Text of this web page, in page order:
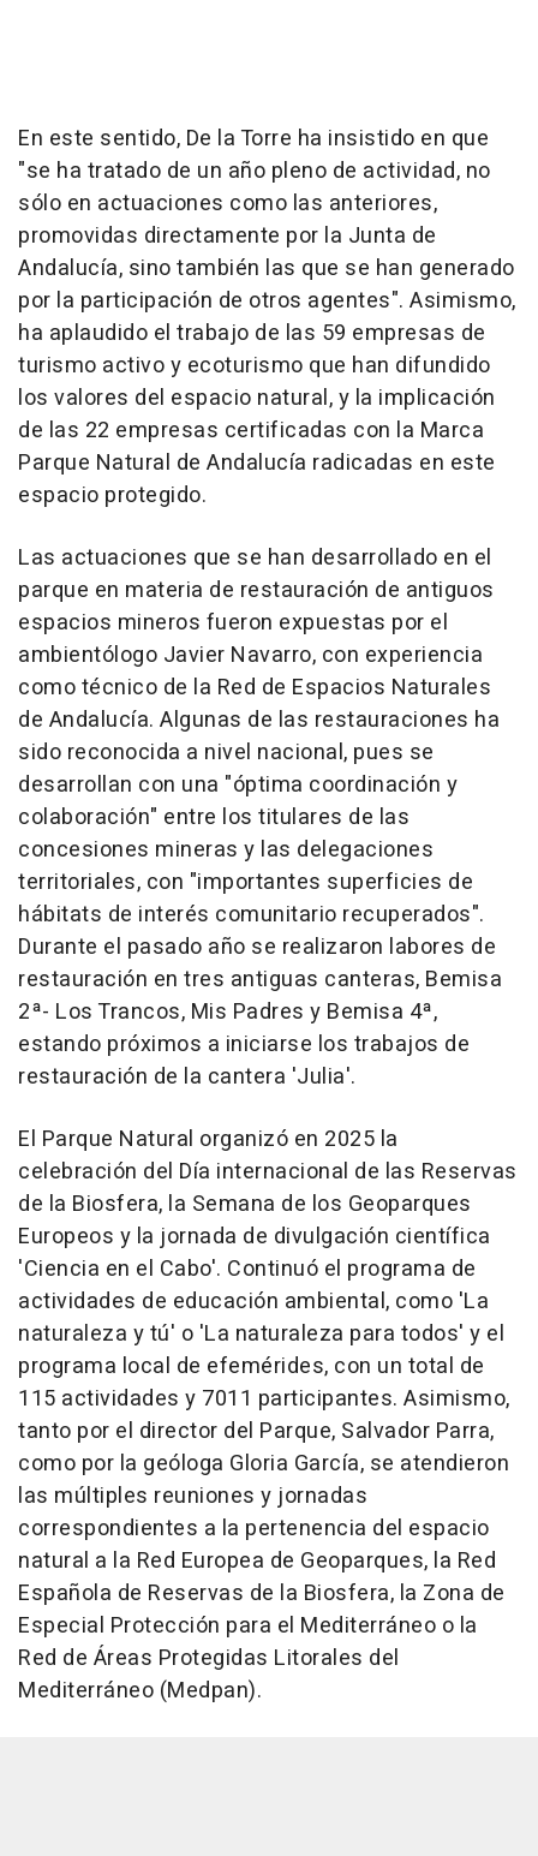
En este sentido, De la Torre ha insistido en que
"se ha tratado de un año pleno de actividad, no
sólo en actuaciones como las anteriores,
promovidas directamente por la Junta de
Andalucía, sino también las que se han generado
por la participación de otros agentes". Asimismo,
ha aplaudido el trabajo de las 59 empresas de
turismo activo y ecoturismo que han difundido
los valores del espacio natural, y la implicación
de las 22 empresas certificadas con la Marca
Parque Natural de Andalucía radicadas en este
espacio protegido.
Las actuaciones que se han desarrollado en el
parque en materia de restauración de antiguos
espacios mineros fueron expuestas por el
ambientólogo Javier Navarro, con experiencia
como técnico de la Red de Espacios Naturales
de Andalucía. Algunas de las restauraciones ha
sido reconocida a nivel nacional, pues se
desarrollan con una "óptima coordinación y
colaboración" entre los titulares de las
concesiones mineras y las delegaciones
territoriales, con "importantes superficies de
hábitats de interés comunitario recuperados".
Durante el pasado año se realizaron labores de
restauración en tres antiguas canteras, Bemisa
2ª- Los Trancos, Mis Padres y Bemisa 4ª,
estando próximos a iniciarse los trabajos de
restauración de la cantera 'Julia'.
El Parque Natural organizó en 2025 la
celebración del Día internacional de las Reservas
de la Biosfera, la Semana de los Geoparques
Europeos y la jornada de divulgación científica
'Ciencia en el Cabo'. Continuó el programa de
actividades de educación ambiental, como 'La
naturaleza y tú' o 'La naturaleza para todos' y el
programa local de efemérides, con un total de
115 actividades y 7011 participantes. Asimismo,
tanto por el director del Parque, Salvador Parra,
como por la geóloga Gloria García, se atendieron
las múltiples reuniones y jornadas
correspondientes a la pertenencia del espacio
natural a la Red Europea de Geoparques, la Red
Española de Reservas de la Biosfera, la Zona de
Especial Protección para el Mediterráneo o la
Red de Áreas Protegidas Litorales del
Mediterráneo (Medpan).